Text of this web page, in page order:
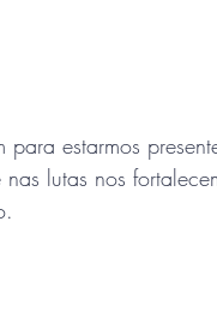
para estarmos
lutas nos